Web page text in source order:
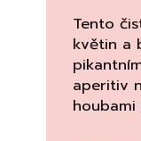
Tento
květin a
aperitiv
DEGUSTACE